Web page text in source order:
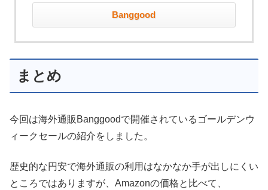
Banggood
まとめ
今回は海外通販Banggoodで開催されているゴールデンウ
ィークセールの紹介をしました。
歴史的な円安で海外通販の利用はなかなか手が出しにくい
ところではありますが、Amazonの価格と比べて、